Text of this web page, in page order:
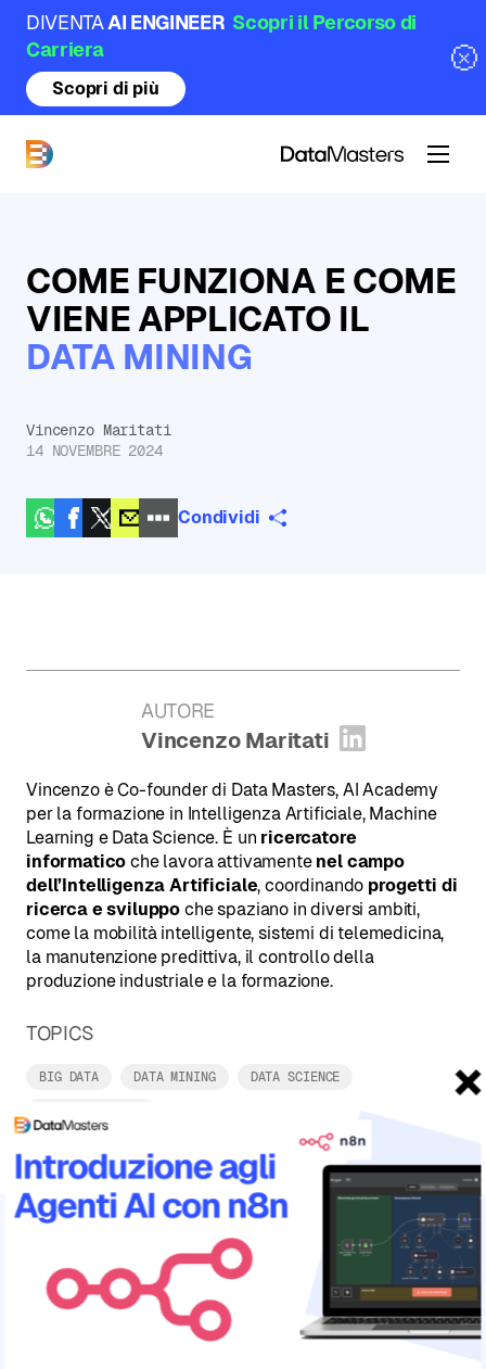
DIVENTAAI ENGINEER Scopri il Percorso di
Carriera
Scopri di più
COME FUNZIONA E COME
VIENE APPLICATO IL
DATA MINING
Vincenzo Maritati
14 NOVEMBRE 2024
Condividi
AUTORE
:Vincenzo Maritati
Vincenzo è Co-founder di Data Masters, AI Academy
per la formazione in Intelligenza Artificiale, Machine
Learning e Data Science. È un ricercatore
informatico che lavora attivamente nel campo
dell’Intelligenza Artificiale, coordinando progetti di
ricerca e sviluppo che spaziano in diversi ambiti,
come la mobilità intelligente, sistemi di telemedicina,
la manutenzione predittiva, il controllo della
produzione industriale e la formazione.
TOPICS
BIG DATA DATA MINING DATA SCIENCE
ARTICOLI CORRELATI
30
GEN
Leggi tutto